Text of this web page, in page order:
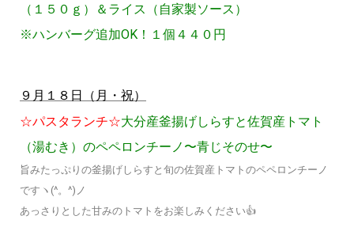
（１５０ｇ）＆ライス（自家製ソース）
※ハンバーグ追加OK！１個４４０円
９月１８日（月・祝）
☆パスタランチ☆大分産釜揚げしらすと佐賀産トマト
（湯むき）のペペロンチーノ〜青じそのせ〜
旨みたっぷりの釜揚げしらすと旬の佐賀産トマトのペペロンチーノ
ですヽ(^。^)ノ
あっさりとした甘みのトマトをお楽しみください👍